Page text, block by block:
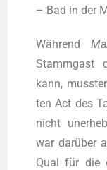
– Bad in der
Wäh­rend
Stamm­gast
kann,
ten Act des
nicht
war dar­über
Qual für die